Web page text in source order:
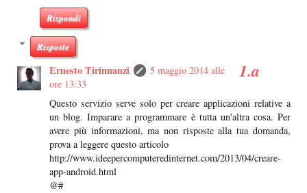
Rispondi
Risposte
Ernesto Tirinnanzi
5 maggio 2014 alle
ore 13:33
Questo servizio serve solo per creare applicazioni relative a
un blog. Imparare a programmare è tutta un'altra cosa. Per
avere più informazioni, ma non risposte alla tua domanda,
prova a leggere questo articolo
http://www.ideepercomputeredinternet.com/2013/04/creare-
app-android.html
@#